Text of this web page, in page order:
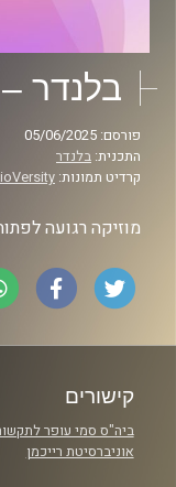
בלנדר
פורסם: 05/06/2025
התכנית: בלנדר
קרדיט תמונות:
מוזיקה רגועה
קישורים
ביה"ס סמי עופר
אוניברסיטת רייכמן